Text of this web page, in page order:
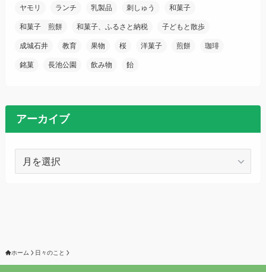
ヤモリ ランチ 乳製品 刺しゅう 和菓子
和菓子 煎餅 和菓子、ふるさと納税 子どもと散歩
成城石井 教育 果物 桜 洋菓子 煎餅 珈琲
銘菓 長池公園 飲み物 飴
アーカイブ
ホーム 日々のこと